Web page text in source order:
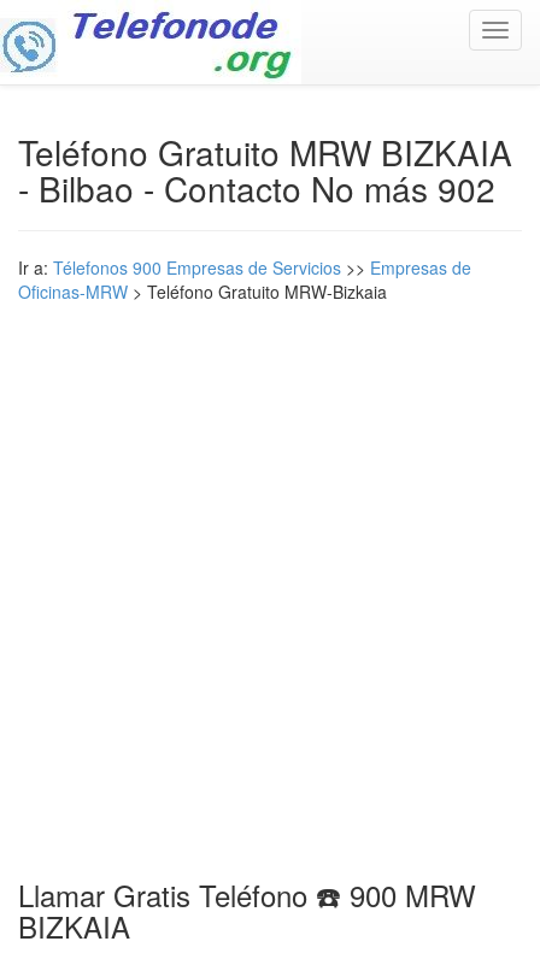
Teléfono Gratuito MRW BIZKAIA
- Bilbao - Contacto No más 902
Ir a: Télefonos 900 Empresas de Servicios >> Empresas de
Oficinas-MRW > Teléfono Gratuito MRW-Bizkaia
Llamar Gratis Teléfono ☎️ 900 MRW
BIZKAIA